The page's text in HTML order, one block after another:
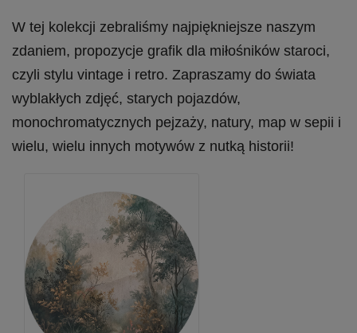
W tej kolekcji zebraliśmy najpiękniejsze naszym
zdaniem, propozycje grafik dla miłośników staroci,
czyli stylu vintage i retro. Zapraszamy do świata
wyblakłych zdjęć, starych pojazdów,
monochromatycznych pejzaży, natury, map w sepii i
wielu, wielu innych motywów z nutką historii!